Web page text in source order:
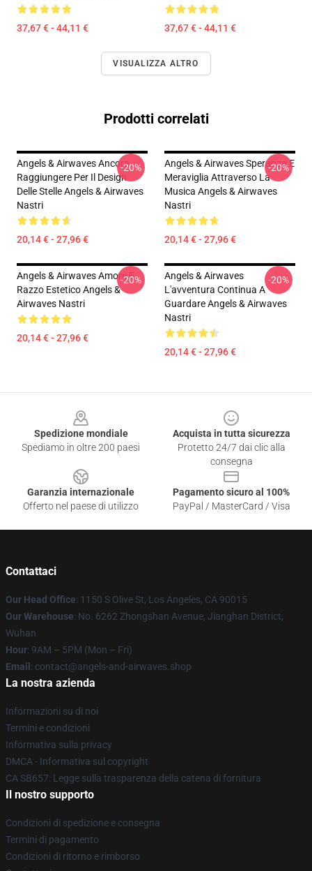
37,67 € - 44,11 € 37,67 € - 44,11 €
VISUALIZZA ALTRO
Prodotti correlati
Angels & Airwaves Ancora
Raggiungere Per Il Design
Delle Stelle Angels & Airwaves
Nastri
20,14 € - 27,96 €
-20%
Angels & Airwaves Speranza E
Meraviglia Attraverso La
Musica Angels & Airwaves
Nastri
20,14 € - 27,96 €
-20%
Angels & Airwaves Amore E
Razzo Estetico Angels &
Airwaves Nastri
20,14 € - 27,96 €
-20%
Angels & Airwaves
L'avventura Continua A
Guardare Angels & Airwaves
Nastri
20,14 € - 27,96 €
-20%
Spedizione mondiale
Spediamo in oltre 200 paesi
Acquista in tutta sicurezza
Protetto 24/7 dai clic alla
consegna
Garanzia internazionale
Offerto nel paese di utilizzo
Pagamento sicuro al 100%
PayPal / MasterCard / Visa
Contattaci
Our Head Office: 1150 S Olive St, Los Angeles, CA 90015
Our Warehouse: No. 6262 Zhongshan Avenue, Jianghan District,
Wuhan
Hour: 9AM – 5PM (Mon – Fri)
Email : contact@angels-and-airwaves.shop
La nostra azienda
Informazioni su di noi
Termini e condizioni
Informativa sulla privacy
DMCA - Informativa sul copyright
CA SB657: Legge sulla trasparenza della catena di fornitura
Il nostro supporto
Condizioni di spedizione e consegna
Termini di pagamento
Condizioni di ritorno e rimborso